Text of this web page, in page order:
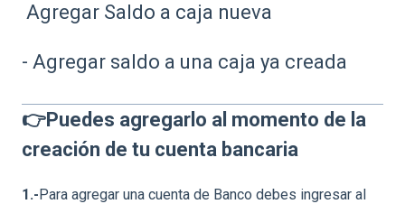
Agregar Saldo a caja nueva
- Agregar saldo a una caja ya creada
👉Puedes agregarlo al momento de la
creación de tu cuenta bancaria
1.-Para agregar una cuenta de Banco debes ingresar al